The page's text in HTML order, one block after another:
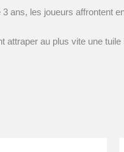
ans, les joueurs affrontent
au plus vite une